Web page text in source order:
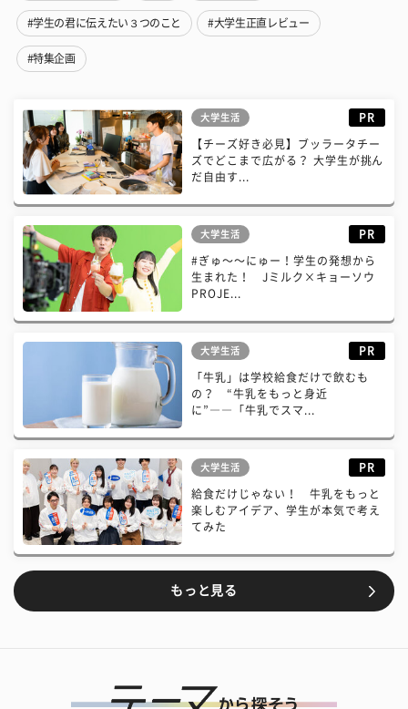
#学生の君に伝えたい３つのこと #大学生正直レビュー
#特集企画
大学生活 PR
【チーズ好き必見】ブッラータチー
ズでどこまで広がる？ 大学生が挑ん
だ自由す...
大学生活 PR
#ぎゅ〜〜にゅー！学生の発想から
生まれた！ Jミルク×キョーソウ
PROJE...
大学生活 PR
「牛乳」は学校給食だけで飲むも
の？ “牛乳をもっと身近
に”――「牛乳でスマ...
大学生活 PR
給食だけじゃない！ 牛乳をもっと
楽しむアイデア、学生が本気で考え
てみた
もっと見る